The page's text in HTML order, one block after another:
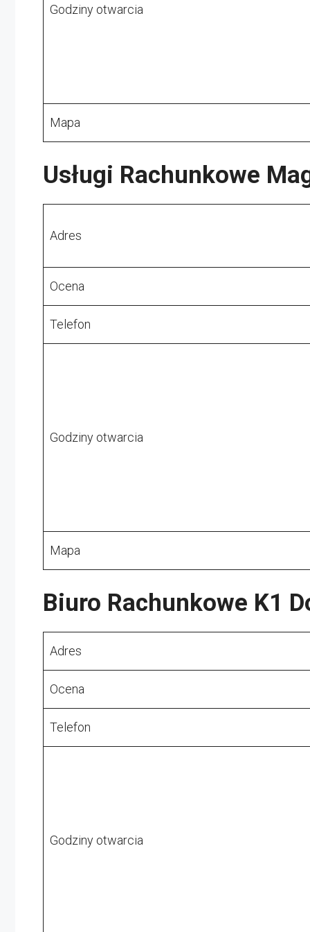
Godziny otwarcia
Mapa
Usługi Rachunkowe
Adres
Ocena
Telefon
Godziny otwarcia
Mapa
Biuro Rachunkowe K1
Adres
Ocena
Telefon
Godziny otwarcia